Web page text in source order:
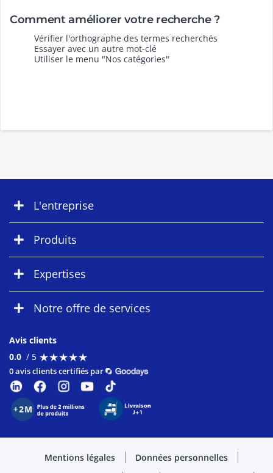
Comment améliorer votre recherche ?
Vérifier l'orthographe des termes recherchés
Essayer avec un autre mot-clé
Utiliser le menu "Nos catégories"
L'entreprise
Produits
Expertises
Notre offre de services
Avis clients
0.0 / 5 ★★★★★
★★★★★
0 avis clients certifiés par
Mentions légales
Données personnelles